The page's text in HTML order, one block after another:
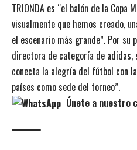
TRIONDA es “el balón de la Copa
visualmente que hemos creado,
el escenario más grande”. Por su
directora de categoría de adidas,
conecta la alegría del fútbol con
países como sede del torneo”.
Únete a nuestro